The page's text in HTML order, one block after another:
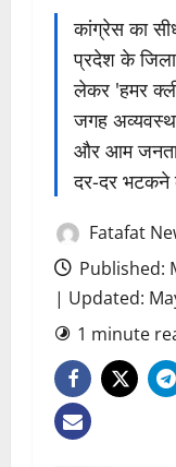
कांग्रेस का
प्रदेश के
लेकर 'हमर
जगह
और आम
दर-दर भटकने
Fatafat
Published:
| Updated:
1 minute